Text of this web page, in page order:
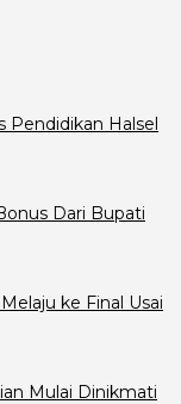
Pendidikan Halsel
Dari Bupati
ke Final Usai
Mulai Dinikmati